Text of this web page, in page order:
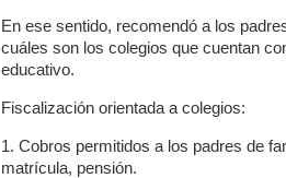
En ese sentido, recomendó a los
cuáles son los colegios que cuentan
educativo.
Fiscalización orientada a colegios:
1. Cobros permitidos a los padres de
matrícula, pensión.